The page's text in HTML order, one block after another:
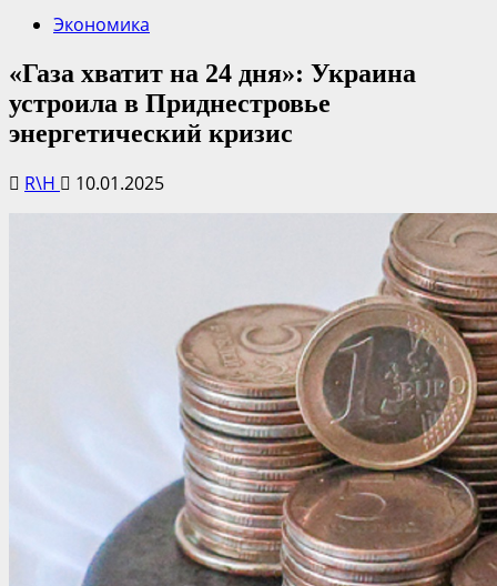
Экономика
«Газа хватит на 24 дня»: Украина
устроила в Приднестровье
энергетический кризис
R\H 10.01.2025